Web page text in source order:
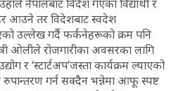
नेपालबाट विदेश गएका विद्यार्थी र
आउने तर विदेशबाट स्वदेश
उल्लेख गर्दै फर्कनेहरूको क्रम पनि
ओलीले रोजगारीका अवसरका लागि
र ‘स्टार्टअप’जस्ता कार्यक्रम ल्याएको
गर्न सक्दैन भन्नेमा आफू स्पष्ट